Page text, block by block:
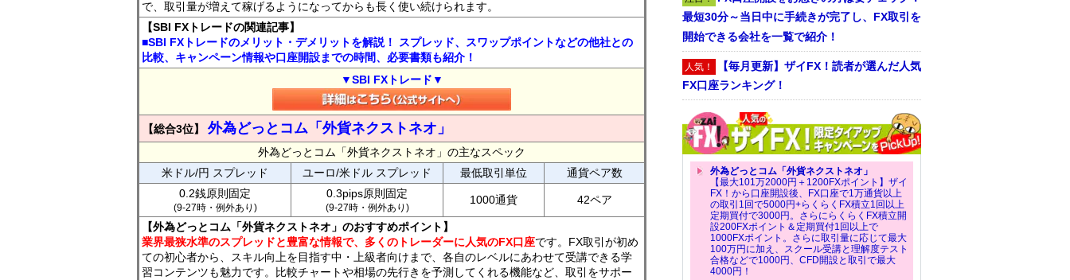
で、取引量が増えて稼げるようになってからも長く使い続けられます。
【SBI FXトレードの関連記事】
■SBI FXトレードのメリット・デメリットを解説！ スプレッド、スワップポイントなどの他社との
比較、キャンペーン情報や口座開設までの時間、必要書類も紹介！
▼SBI FXトレード▼
【総合3位】 外為どっとコム「外貨ネクストネオ」
外為どっとコム「外貨ネクストネオ」の主なスペック
米ドル/円 スプレッド
ユーロ/米ドル スプレッド 最低取引単位
通貨ペア数
0.2銭原則固定
(9-27時・例外あり)
0.3pips原則固定
(9-27時・例外あり)
1000通貨 42ペア
【外為どっとコム「外貨ネクストネオ」のおすすめポイント】
業界最狭水準のスプレッドと豊富な情報で、多くのトレーダーに人気のFX口座です。FX取引が初め
ての初心者から、スキル向上を目指す中・上級者向けまで、各自のレベルにあわせて受講できる学
習コンテンツも魅力です。比較チャートや相場の先行きを予測してくれる機能など、取引をサポー
最短30分～当日中に手続きが完了し、FX取引を
開始できる会社を一覧で紹介！
人気！ 【毎月更新】ザイFX！読者が選んだ人気
FX口座ランキング！
外為どっとコム「外貨ネクストネオ」
【最大101万2000円＋1200FXポイント】ザイ
FX！から口座開設後、FX口座で1万通貨以上
の取引1回で5000円+らくらくFX積立1回以上
定期買付で3000円。さらにらくらくFX積立開
設200FXポイント＆定期買付1回以上で
1000FXポイント。さらに取引量に応じて最大
100万円に加え、スクール受講と理解度テスト
合格などで1000円、CFD開設と取引で最大
4000円！